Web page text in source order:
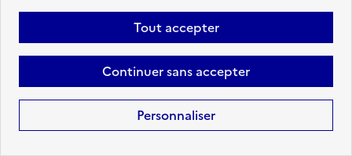
Tout accepter
Continuer sans accepter
Personnaliser
Employeur :
Communes
En ligne depuis le 10 juillet 2026
Ajouter aux favoris: Enseignant Eveil Musique et